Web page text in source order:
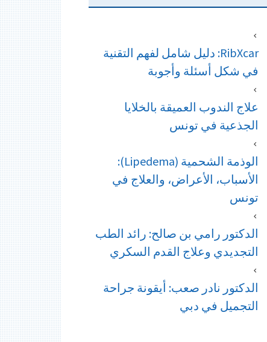
RibXcar: دليل شامل لفهم التقنية
في شكل أسئلة وأجوبة
علاج الندوب العميقة بالخلايا
الجذعية في تونس
الوذمة الشحمية (Lipedema):
الأسباب، الأعراض، والعلاج في
تونس
الدكتور رامي بن صالح: رائد الطب
التجديدي وعلاج القدم السكري
الدكتور نادر صعب: أيقونة جراحة
التجميل في دبي